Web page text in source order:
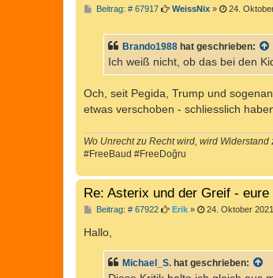
Beitrag: # 67917B
r
a
WeissNix» 24.
Brando1988 hat geschrieben:
Ich weiß nicht, ob das bei den
Och, seit Pegida, Trump und
etwas verschoben - schliesslich
Wo Unrecht zu Recht wird, wird Widerstand
#FreeBaud #FreeDoğru
Re: Asterix und der Greif - eure
Beitrag: # 67922B
r
g
Erik» 24. Oktober
Hallo,
Michael_S. hat geschrieben: